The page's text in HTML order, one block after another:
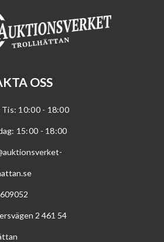
OSS
Tis: 10:00 - 18:00
15:00 - 18:00
2 461 54